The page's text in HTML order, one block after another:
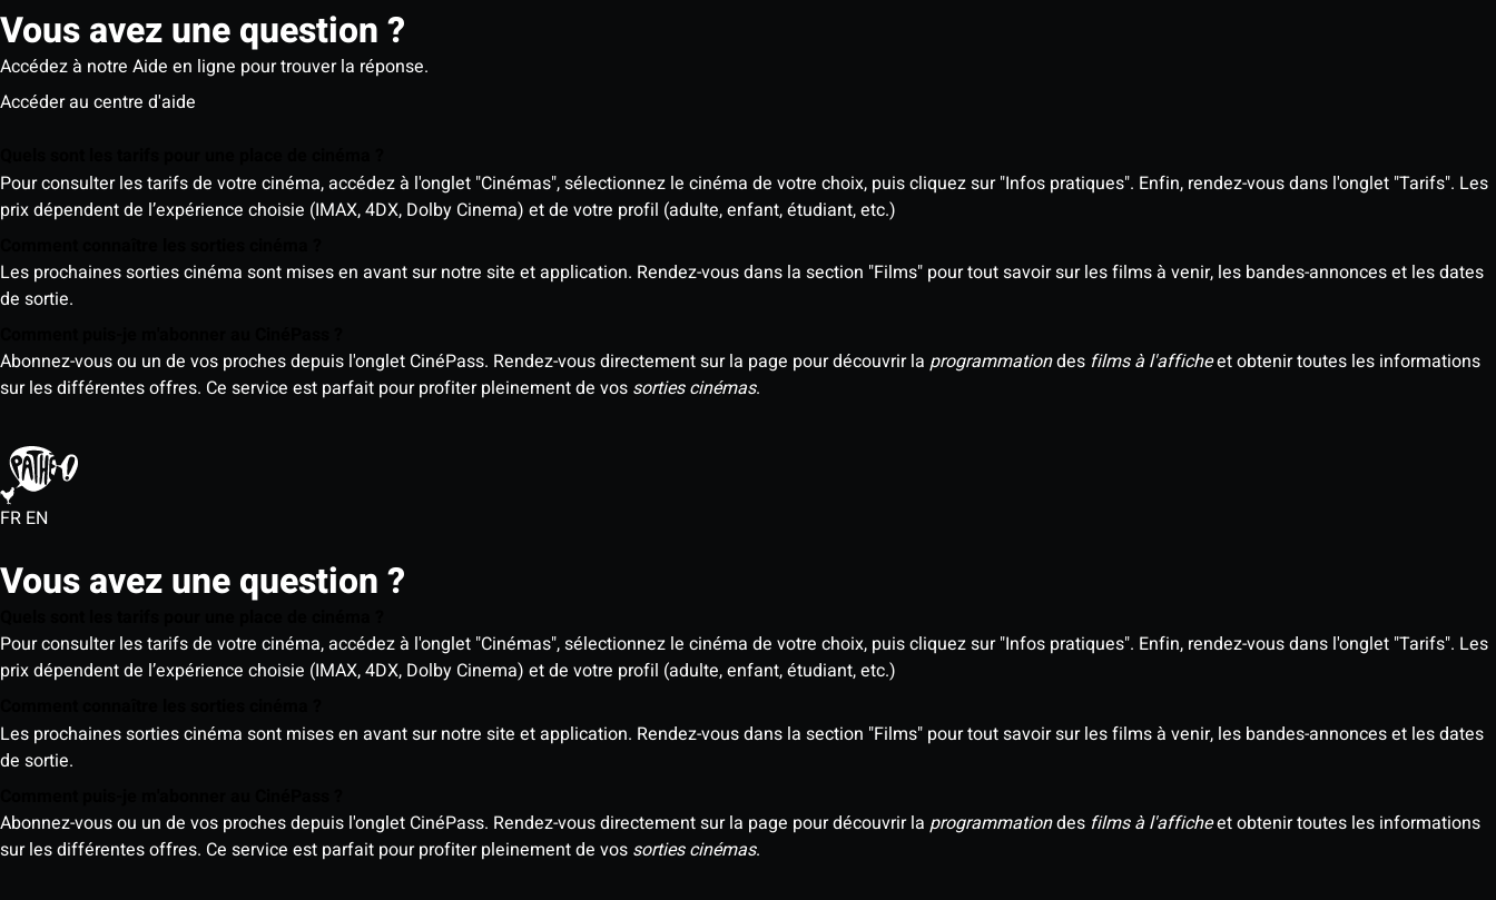
Vous avez une question ?
Accédez à notre Aide en ligne pour trouver la réponse.
Accéder au centre d'aide
Pour consulter les tarifs de votre cinéma, accédez à l'onglet "Cinémas", sélectionnez le cinéma de votre choix, puis cliquez sur "Infos pratiques". Enfin, rendez-vous dans l'onglet "Tarifs". Les
prix dépendent de l’expérience choisie (IMAX, 4DX, Dolby Cinema) et de votre profil (adulte, enfant, étudiant, etc.)
Les prochaines sorties cinéma sont mises en avant sur notre site et application. Rendez-vous dans la section "Films" pour tout savoir sur les films à venir, les bandes-annonces et les dates
de sortie.
Abonnez-vous ou un de vos proches depuis l'onglet CinéPass. Rendez-vous directement sur la page pour découvrir la programmationdes films à l'afficheet obtenir toutes les informations
sur les différentes offres. Ce service est parfait pour profiter pleinement de vos sorties cinémas.
FR EN
Vous avez une question ?
Pour consulter les tarifs de votre cinéma, accédez à l'onglet "Cinémas", sélectionnez le cinéma de votre choix, puis cliquez sur "Infos pratiques". Enfin, rendez-vous dans l'onglet "Tarifs". Les
prix dépendent de l’expérience choisie (IMAX, 4DX, Dolby Cinema) et de votre profil (adulte, enfant, étudiant, etc.)
Les prochaines sorties cinéma sont mises en avant sur notre site et application. Rendez-vous dans la section "Films" pour tout savoir sur les films à venir, les bandes-annonces et les dates
de sortie.
Abonnez-vous ou un de vos proches depuis l'onglet CinéPass. Rendez-vous directement sur la page pour découvrir la programmationdes films à l'afficheet obtenir toutes les informations
sur les différentes offres. Ce service est parfait pour profiter pleinement de vos sorties cinémas.